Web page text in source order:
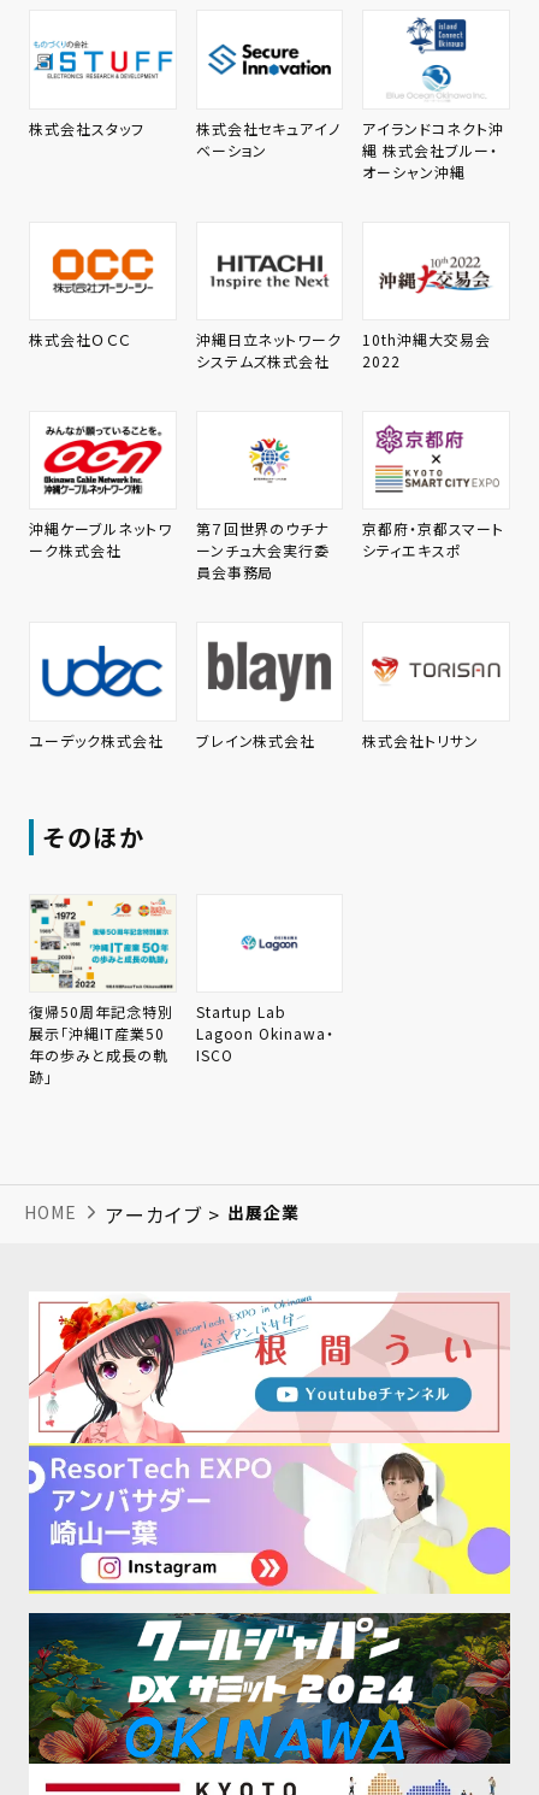
株式会社スタッフ
株式会社セキュアイノ
ベーション
アイランドコネクト沖
縄 株式会社ブルー・
オーシャン沖縄
株式会社ＯＣＣ
沖縄日立ネットワーク
システムズ株式会社
10th沖縄大交易会
2022
沖縄ケーブルネットワ
ーク株式会社
第７回世界のウチナ
ーンチュ大会実行委
員会事務局
京都府・京都スマート
シティエキスポ
ユーデック株式会社 ブレイン株式会社 株式会社トリサン
そのほか
復帰50周年記念特別
展示「沖縄IT産業50
年の歩みと成長の軌
跡」
Startup Lab
Lagoon Okinawa・
ISCO
HOME アーカイブ > 出展企業